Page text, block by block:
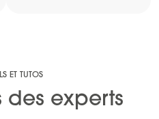
ET TUTOS
des experts